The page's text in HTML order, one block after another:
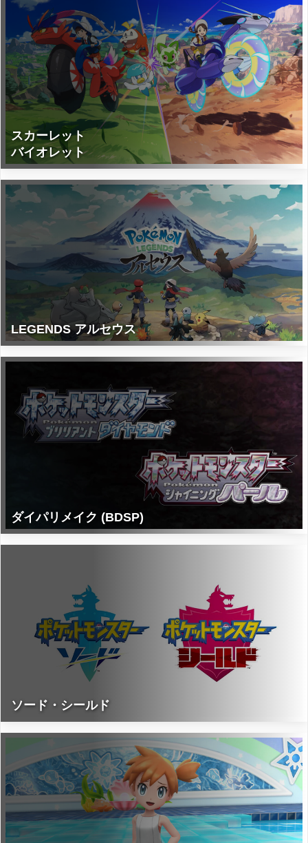
スカーレット
バイオレット
LEGENDS アルセウス
ダイパリメイク (BDSP)
ソード・シールド